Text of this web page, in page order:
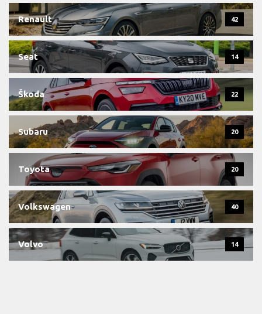
Renault 42
Seat 14
Škoda 22
Subaru 20
Toyota 20
Volkswagen 40
Volvo 14